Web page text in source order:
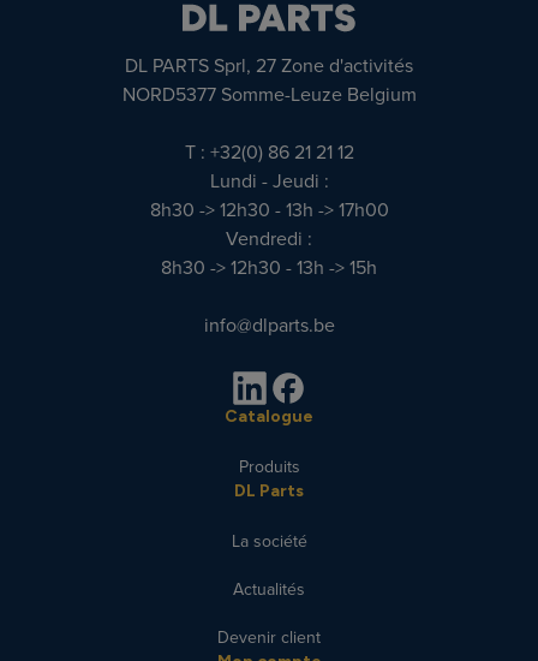
DL PARTS Sprl, 27 Zone d'activités
NORD5377 Somme-Leuze Belgium
T : +32(0) 86 21 21 12
Lundi - Jeudi :
8h30 -> 12h30 - 13h -> 17h00
Vendredi :
8h30 -> 12h30 - 13h -> 15h
info@dlparts.be
Catalogue
Produits
DL Parts
La société
Actualités
Devenir client